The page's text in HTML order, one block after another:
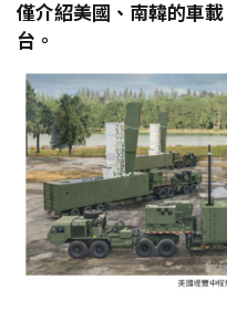
僅介紹美國、南韓的車
台。